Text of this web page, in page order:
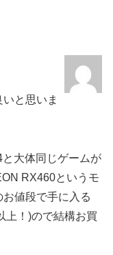
と思いま
大体同じゲームが
RX460というモ
値段で手に入る
上！)ので結構お買